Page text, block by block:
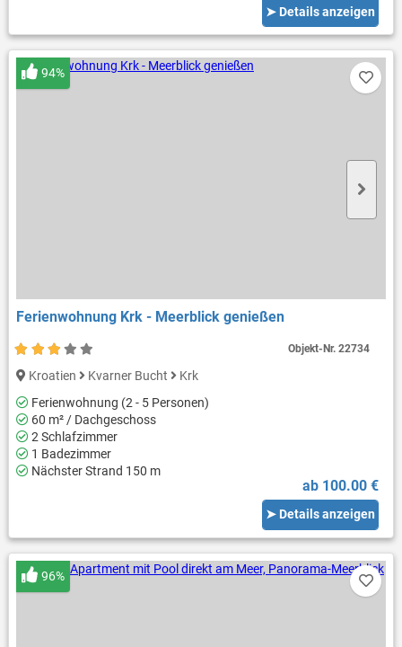
➤ Details anzeigen
Ferienwohnung Krk - Meerblick genießen
94%
Kroatien Kvarner Bucht
Krk
Ferienwohnung (2 - 5 Personen)
60 m² / Dachgeschoss
2 Schlafzimmer
1 Badezimmer
Nächster Strand 150 m
ab 100.00 €
➤ Details anzeigen
Objekt-Nr.22734
96%